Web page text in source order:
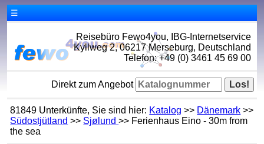
☰
Reisebüro Fewo4you, IBG-Internetservice
Kyllweg 2, 06217 Merseburg, Deutschland
Telefon: +49 (0) 3461 45 69 00
Direkt zum Angebot
81849 Unterkünfte, Sie sind hier: Katalog >> Dänemark >>
Südostjütland >> Sjølund>> Ferienhaus Eino - 30m from
the sea